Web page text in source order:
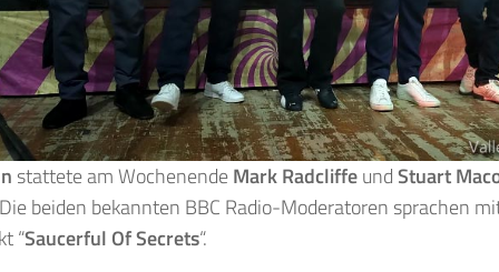
stattete am WochenendeMark RadcliffeundStuart
beiden bekannten BBC Radio-Moderatoren sprachen
“Saucerful Of Secrets“.